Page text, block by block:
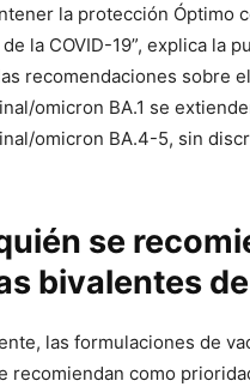
la protección Óptimo
la COVID-19”, explica la
recomendaciones sobre
omicron BA.1 se
omicron BA.4-5, sin
se
bivalentes
las formulaciones de
recomiendan como